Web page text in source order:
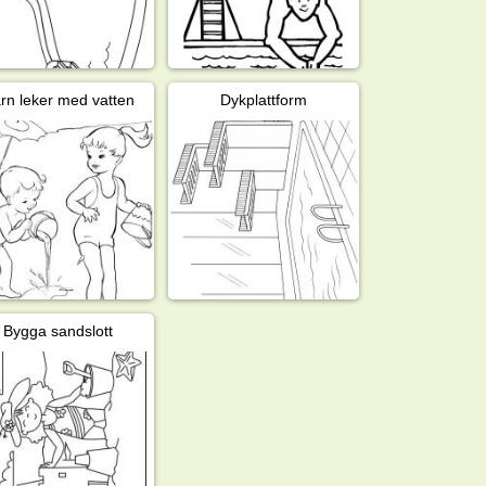
leker med vatten Dykplattform
Bygga sandslott